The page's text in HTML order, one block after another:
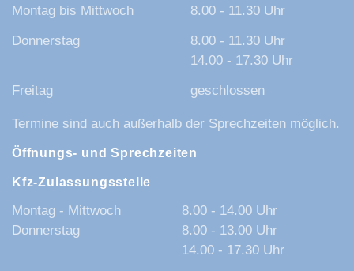
Montag bis Mittwoch
8.00 - 11.30 Uhr
Donnerstag
8.00 - 11.30 Uhr
14.00 - 17.30 Uhr
Freitag
geschlossen
Termine sind auch außerhalb der Sprechzeiten möglich.
Öffnungs- und Sprechzeiten
Kfz-Zulassungsstelle
Montag - Mittwoch
8.00 - 14.00 Uhr
Donnerstag
8.00 - 13.00 Uhr
14.00 - 17.30 Uhr